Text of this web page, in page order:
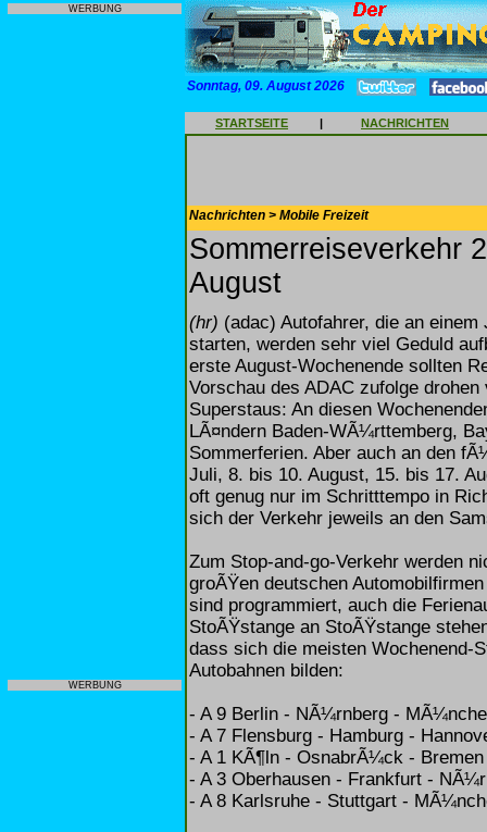
WERBUNG
WERBUNG
Sonntag, 09. August 2026
STARTSEITE | NACHRICHTEN
Nachrichten > Mobile Freizeit
Sommerreiseverkehr
August
(hr) (adac) Autofahrer, die an
starten, werden sehr viel Geduld
erste August-Wochenende sollten
Vorschau des ADAC zufolge
Superstaus: An diesen
LÃ¤ndern Baden-WÃ¼rttemberg,
Sommerferien. Aber auch an den
Juli, 8. bis 10. August, 15. bis 17.
oft genug nur im Schritttempo in
sich der Verkehr jeweils an den
Zum Stop-and-go-Verkehr werden
groÃŸen deutschen
sind programmiert, auch die
StoÃŸstange an StoÃŸstange
dass sich die meisten Wochenend-
Autobahnen bilden:
- A 9 Berlin - NÃ¼rnberg -
- A 7 Flensburg - Hamburg -
- A 1 KÃ¶ln - OsnabrÃ¼ck -
- A 3 Oberhausen - Frankfurt -
- A 8 Karlsruhe - Stuttgart -